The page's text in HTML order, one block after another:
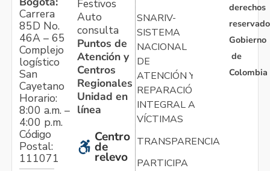
Carrera
85D No.
46A – 65
Complejo
logístico
San
Cayetano
Horario:
8:00 a.m. –
4:00 p.m.
Código
Postal:
111071
Festivos
Auto
consulta
Puntos de
Atención y
Centros
Regionales
Unidad en
línea
Centro
de
relevo
SNARIV-
SISTEMA
NACIONAL
DE
ATENCIÓN Y
REPARACIÓN
INTEGRAL A
VÍCTIMAS
TRANSPARENCIA
PARTICIPA
derechos
Gobierno
de
Colombia